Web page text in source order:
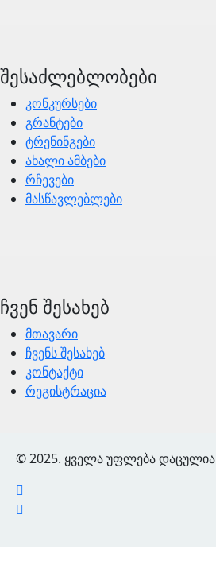
შესაძლებლობები
კონკურსები
გრანტები
ტრენინგები
ახალი ამბები
რჩევები
მასწავლებლები
ჩვენ შესახებ
მთავარი
ჩვენს შესახებ
კონტაქტი
რეგისტრაცია
© 2025. ყველა უფლება დაცულია